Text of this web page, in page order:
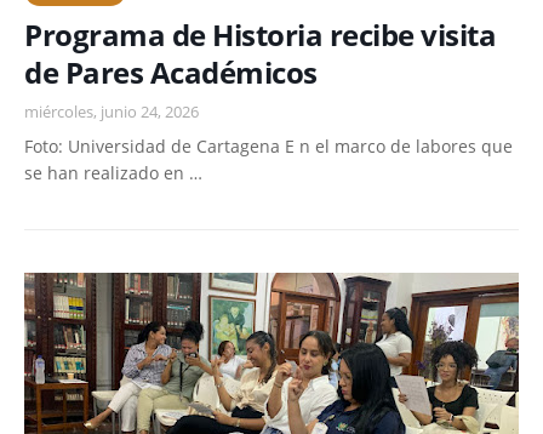
Programa de Historia recibe visita
de Pares Académicos
miércoles, junio 24, 2026
Foto: Universidad de Cartagena E n el marco de labores que
se han realizado en …